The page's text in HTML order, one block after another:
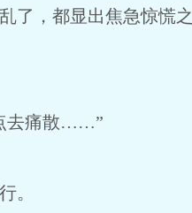
了，都显出焦急惊慌之
去痛散……”
。